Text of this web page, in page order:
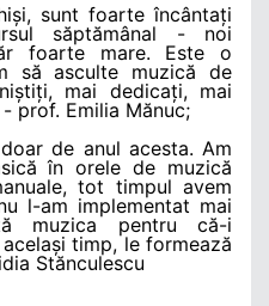
sunt foarte încântați
săptămânal - noi
foarte mare. Este o
să asculte muzică de
mai dedicați, mai
prof. Emilia Mănuc;
de anul acesta. Am
în orele de muzică
tot timpul avem
l-am implementat mai
muzica pentru că-i
timp, le formează
Stănculescu